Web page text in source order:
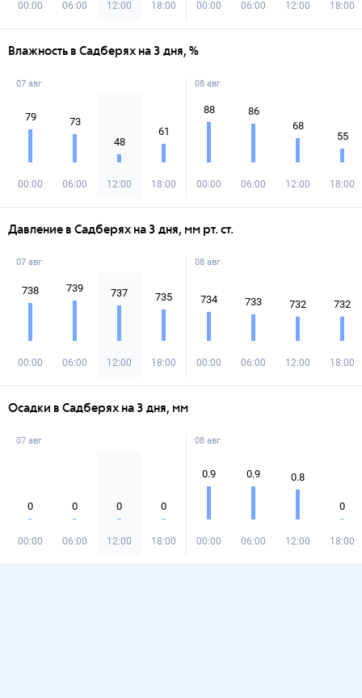
00:00 06:00 12:00 18:00 00:00 06:00 12:00 18:00
Влажность в Садберях на 3 дня, %
07 авг
79
00:00
73
06:00
48
12:00
61
18:00
08 авг
88
00:00
86
06:00
68
12:00
55
18:00
Давление в Садберях на 3 дня, мм рт. ст.
07 авг
738
00:00
739
06:00
737
12:00
735
18:00
08 авг
734
00:00
733
06:00
732
12:00
732
18:00
Осадки в Садберях на 3 дня, мм
07 авг
0
00:00
0
06:00
0
12:00
0
18:00
08 авг
0.9
00:00
0.9
06:00
0.8
12:00
0
18:00